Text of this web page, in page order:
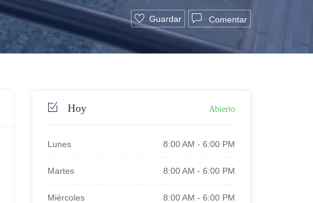
Guardar Comentar
Hoy Abierto
Lunes 8:00 AM - 6:00 PM
Martes 8:00 AM - 6:00 PM
Miércoles 8:00 AM - 6:00 PM